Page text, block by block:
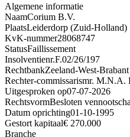
Algemene informatie
NaamCorium B.V.
PlaatsLeiderdorp (Zuid-Holland)
KvK-nummer28068747
StatusFaillissement
Insolventienr.F.02/26/197
RechtbankZeeland-West-Brabant
Rechter-commissarismr. M.N.A.
Uitgesproken op07-07-2026
RechtsvormBesloten
Datum oprichting01-10-1995
Gestort kapitaal€ 270.000
Branche